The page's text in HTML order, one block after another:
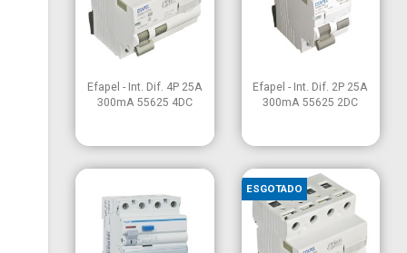
 Vista rápida
Efapel - Int. Dif. 4P 25A
300mA 55625 4DC
 Vista rápida
Efapel - Int. Dif. 2P 25A
300mA 55625 2DC
ESGOTADO